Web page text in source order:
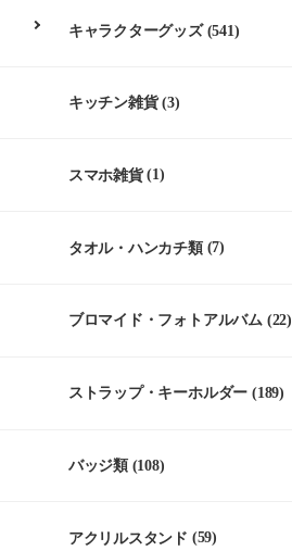
キャラクターグッズ(541)
キッチン雑貨(3)
スマホ雑貨(1)
タオル・ハンカチ類(7)
ブロマイド・フォトアルバム (22)
ストラップ・キーホルダー (189)
バッジ類(108)
アクリルスタンド (59)